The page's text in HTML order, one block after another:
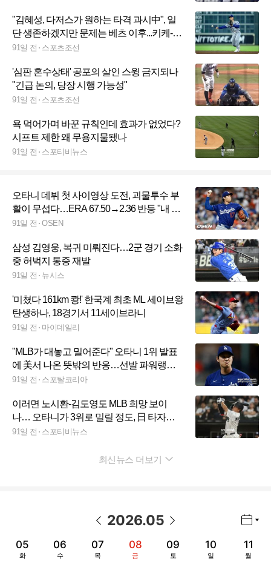
"김혜성, 다저스가 원하는 타격 과시中", 일
단 생존하겠지만 문제는 베츠 이후...키케-토
미도 도미노 컴백
91일 전 스포츠조선
'심판 혼수상태' 공포의 살인 스윙 금지되나
"긴급 논의, 당장 시행 가능성"
91일 전 스포츠조선
욕 먹어가며 바꾼 규칙인데 효과가 없었다?
시프트 제한 왜 무용지물됐나
91일 전 스포티비뉴스
오타니 데뷔 첫 사이영상 도전, 괴물투수 부
활이 무섭다…ERA 67.50→2.36 반등 "내 공
던지는게 가장 중요해"
91일 전 OSEN
삼성 김영웅, 복귀 미뤄진다…2군 경기 소화
중 허벅지 통증 재발
91일 전 뉴시스
'미쳤다 161km 쾅!' 한국계 최초 ML 세이브왕
탄생하나, 18경기서 11세이브라니
91일 전 마이데일리
"MLB가 대놓고 밀어준다" 오타니 1위 발표
에 美서 나온 뜻밖의 반응…선발 파워랭킹
두고 갑론을박
91일 전 스포탈코리아
이러면 노시환-김도영도 MLB 희망 보이
나… 오타니가 3위로 밀릴 정도, 日 타자들
MLB 홈런 폭격 [무라카미 돌풍③]
91일 전 스포티비뉴스
최신뉴스 더보기
2026.05
05
화
06
수
07
목
08
금
09
토
10
일
11
월